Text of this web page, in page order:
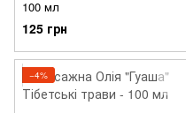
100 мл
125 грн
−4%